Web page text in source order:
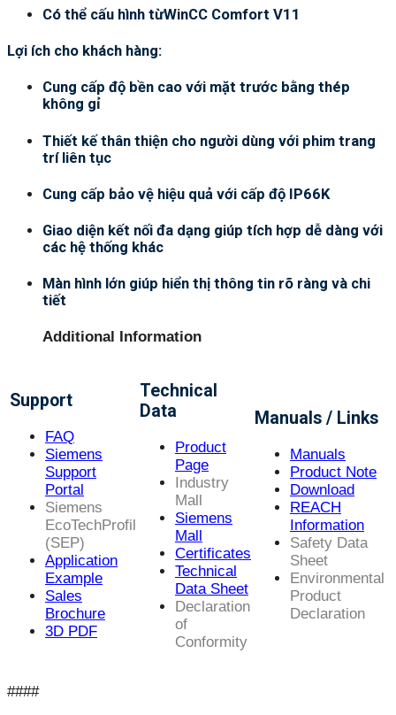
Có thể cấu hình từWinCC Comfort V11
Lợi ích cho khách hàng:
Cung cấp độ bền cao với mặt trước bằng thép
không gỉ
Thiết kế thân thiện cho người dùng với phim trang
trí liên tục
Cung cấp bảo vệ hiệu quả với cấp độ IP66K
Giao diện kết nối đa dạng giúp tích hợp dễ dàng với
các hệ thống khác
Màn hình lớn giúp hiển thị thông tin rõ ràng và chi
tiết
Additional Information
Support
FAQ
Siemens
Support
Portal
Siemens
EcoTechProfil
(SEP)
Application
Example
Sales
Brochure
3D PDF
Technical
Data
Product
Page
Industry
Mall
Siemens
Mall
Certificates
Technical
Data Sheet
Declaration
of
Conformity
Manuals / Links
Manuals
Product Note
Download
REACH
Information
Safety Data
Sheet
Environmental
Product
Declaration
####